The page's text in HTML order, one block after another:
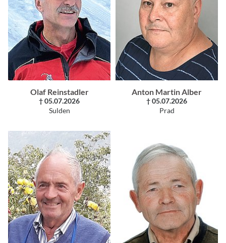
Olaf Reinstadler
† 05.07.2026
Sulden
Anton Martin Alber
† 05.07.2026
Prad